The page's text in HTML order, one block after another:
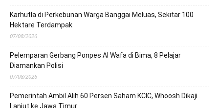
Karhutla di Perkebunan Warga Banggai Meluas, Sekitar 100
Hektare Terdampak
07/08/2026
Pelemparan Gerbang Ponpes Al Wafa di Bima, 8 Pelajar
Diamankan Polisi
07/08/2026
Pemerintah Ambil Alih 60 Persen Saham KCIC, Whoosh Dikaji
Lanjut ke Jawa Timur